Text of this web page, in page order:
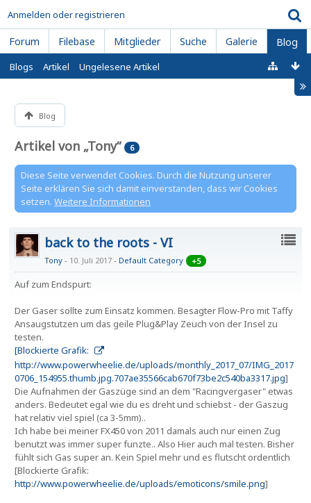
Anmelden oder registrieren
Forum Filebase Mitglieder Suche Galerie Blog
Blogs Artikel Ungelesene Artikel
Blog
Artikel von „Tony“ 6
Diese Seite verwendet Cookies. Durch die Nutzung unserer
Seite erklären Sie sich damit einverstanden, dass wir Cookies
setzen. Weitere Informationen
back to the roots - VI
Tony 10. Juli 2017 - Default Category +5
Auf zum Endspurt:
Der Gaser sollte zum Einsatz kommen. Besagter Flow-Pro mit Taffy
Ansaugstutzen um das geile Plug&Play Zeuch von der Insel zu
testen.
[Blockierte Grafik:
http://www.powerwheelie.de/uploads/monthly_2017_07/IMG_2017
0706_154955.thumb.jpg.707ae35566cab670f73be2c540ba3317.jpg]
Die Aufnahmen der Gaszüge sind an dem "Racingvergaser" etwas
anders. Bedeutet egal wie du es dreht und schiebst - der Gaszug
hat relativ viel spiel (ca 3-5mm)..
Ich habe bei meiner FX450 von 2011 damals auch nur einen Zug
benutzt was immer super funzte.. Also Hier auch mal testen. Bisher
fühlt sich Gas super an. Kein Spiel mehr und es flutscht ordentlich
[Blockierte Grafik:
http://www.powerwheelie.de/uploads/emoticons/smile.png]